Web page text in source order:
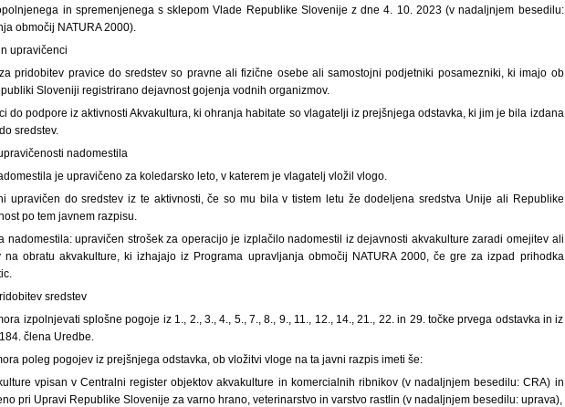
in spremenjenega s sklepom Vlade Republike Slovenije z dne 4. 10. 2023 (v nadaljnjem besedilu:
območij NATURA 2000).
upravičenci
pridobitev pravice do sredstev so pravne ali fizične osebe ali samostojni podjetniki posamezniki, ki imajo ob
Sloveniji registrirano dejavnost gojenja vodnih organizmov.
do podpore iz aktivnosti Akvakultura, ki ohranja habitate so vlagatelji iz prejšnjega odstavka, ki jim je bila izdana
sredstev.
nadomestila
je upravičeno za koledarsko leto, v katerem je vlagatelj vložil vlogo.
upravičen do sredstev iz te aktivnosti, če so mu bila v tistem letu že dodeljena sredstva Unije ali Republike
po tem javnem razpisu.
nadomestila: upravičen strošek za operacijo je izplačilo nadomestil iz dejavnosti akvakulture zaradi omejitev ali
na obratu akvakulture, ki izhajajo iz Programa upravljanja območij NATURA 2000, če gre za izpad prihodka
sredstev
izpolnjevati splošne pogoje iz 1., 2., 3., 4., 5., 7., 8., 9., 11., 12., 14., 21., 22. in 29. točke prvega odstavka in iz
člena Uredbe.
poleg pogojev iz prejšnjega odstavka, ob vložitvi vloge na ta javni razpis imeti še:
vpisan v Centralni register objektov akvakulture in komercialnih ribnikov (v nadaljnjem besedilu: CRA) in
pri Upravi Republike Slovenije za varno hrano, veterinarstvo in varstvo rastlin (v nadaljnjem besedilu: uprava),